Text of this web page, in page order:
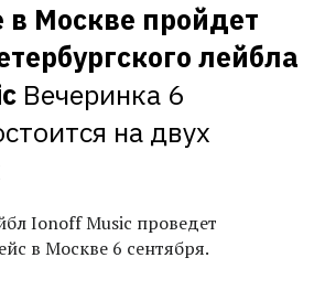
в Москве пройдет
лейбла
Вечеринка 6
на двух
Ionoff Music проведет
в Москве 6 сентября.